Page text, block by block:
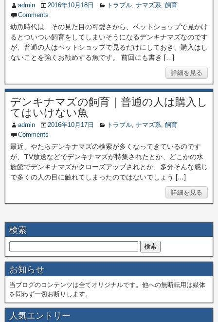
admin 2016年10月18日 トラブル, ナマズ系, 飼育
Comments
幼魚時代は、その見た目の可愛さから、ペットショップで見かけ
るとついつい飼育をしてしまいそうになるデンキナマズなのです
が、普通の人はペットショップで見るだけにしておき、購入はし
ないことを強くお勧めする魚です。 前回にも書き […]
詳細を見る
デンキナマズの飼育｜普通の人は購入し
てはいけない魚
admin 2016年10月17日 トラブル, ナマズ系, 飼育
Comments
最近、やたらデンキナマズの検索が多くなってきているのです
が、TV放送などでデンキナマズが特集されたとか、どこかの水
族館でデンキナマズがクローズアップされとか、多分そんな感じ
で多くの人の目に触れてしまったのではないでしょう […]
詳細を見る
検索
お知らせ
当ブログのコンテンツは全てオリジナルです。他への無断転用は媒体
を問わず一切お断りします。
人気エントリー